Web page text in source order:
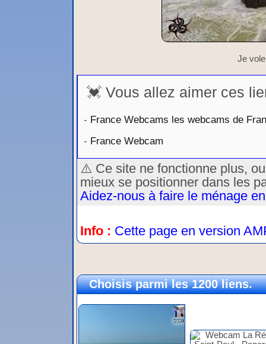
Je
💓 Vous allez aimer ces
- France Webcams les webcams de
- France Webcam
⚠️ Ce site ne fonctionne plus,
mieux se positionner dans les
Aidez-nous à faire le ménage
Info : Cette page en version
Choisis parmi les 1200 liens.